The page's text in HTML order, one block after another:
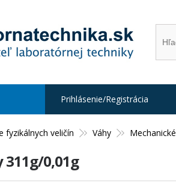
fyzikálnych veličín Váhy Mechanické
311g/0,01g
Prihlásenie/Registrácia